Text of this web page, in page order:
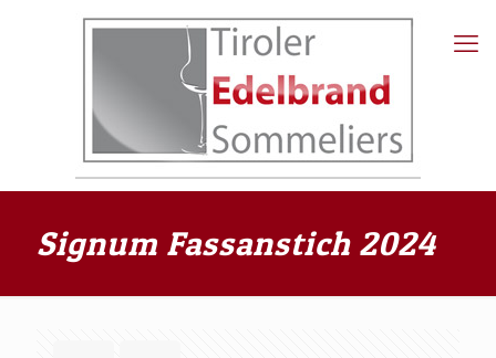
Signum Fassanstich 2024